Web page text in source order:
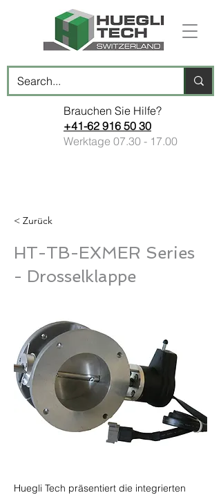
Brauchen Sie Hilfe?
+41-62 916 50 30
Werktage 07.30 - 17.00
< Zurück
HT-TB-EXMER Series
- Drosselklappe
Huegli Tech präsentiert die integrierten